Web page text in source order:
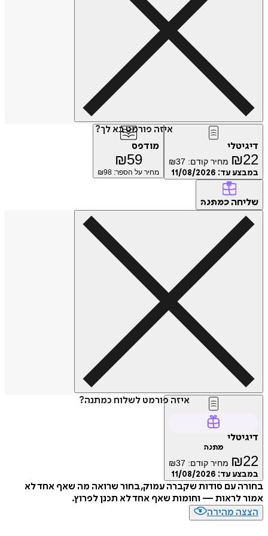
איזה פורמט בא לך?
₪ מחיר קודם: ₪37
עד:11/08/2026
מודפס
₪
מחיר על הספר: ₪98
כמתנה
איזה פורמט לשלוח כמתנה?
₪ מחיר קודם: ₪37
עד:11/08/2026
עם סודות שקברה עמוק, בחור שרואה מה שאף אחד לא
לראות — וחומות שאף אחד לא תכנן לפרוץ.
מהירה